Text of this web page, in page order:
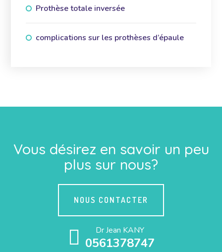
Prothèse totale inversée
complications sur les prothèses d’épaule
Vous désirez en savoir un peu
plus sur nous?
NOUS CONTACTER
Dr Jean KANY
0561378747